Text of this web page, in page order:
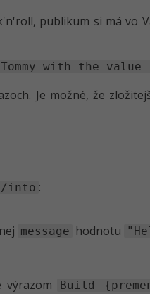
publikum si má vo
with the value
Je možné, že
into :
message hodnotu
výrazom
Build